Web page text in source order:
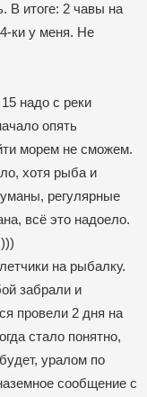
В итоге: 2 чавы на
ки у меня. Не
надо с реки
опять
морем не сможем.
хотя рыба и
регулярные
всё это надоело.
на рыбалку.
забрали и
провели 2 дня на
стало понятно,
уралом по
сообщение с